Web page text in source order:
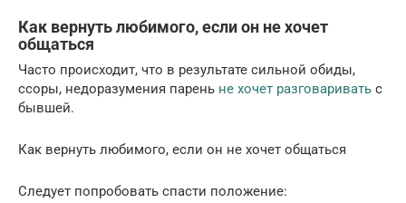
Как вернуть любимого, если он не хочет
общаться
Часто происходит, что в результате сильной обиды,
ссоры, недоразумения парень не хочет разговаривать с
бывшей.
Как вернуть любимого, если он не хочет общаться
Следует попробовать спасти положение: